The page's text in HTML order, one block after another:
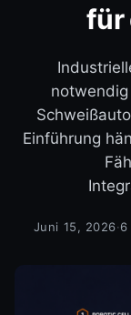
für
Einführung
Juni 15, 2026·6